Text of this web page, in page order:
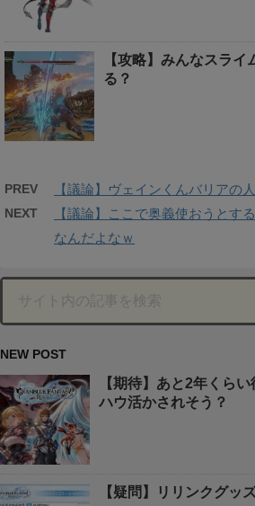
【攻略】みんなスラ
る？
PREV 【議論】ヴェインくんバリアの
NEXT
【議論】ここで奥義使おうとす
なんだよなｗ
NEW POST
【期待】あと2年くら
ハウ活かされそう？
【疑問】リリンクグッ